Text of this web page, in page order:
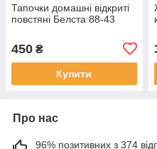
Тапочки домашні відкриті
повстяні Белста 88-43
450 ₴
Купити
Про нас
96% позитивних з 374